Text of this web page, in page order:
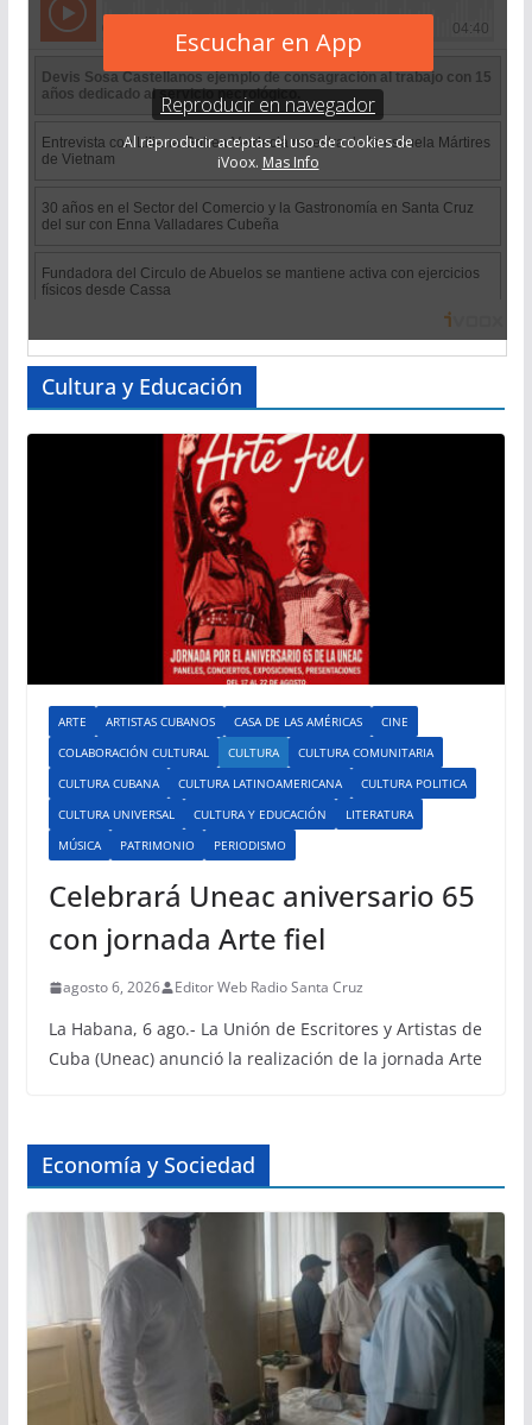
Cultura y Educación
ARTE ARTISTAS CUBANOS CASA DE LAS AMÉRICAS
CINE
COLABORACIÓN CULTURAL
CULTURA
CULTURA COMUNITARIA
CULTURA CUBANA
CULTURA LATINOAMERICANA
CULTURA POLITICA
CULTURA UNIVERSAL
CULTURA Y EDUCACIÓN
LITERATURA
MÚSICA
PATRIMONIO PERIODISMO
Celebrará Uneac aniversario 65
con jornada Arte fiel
agosto 6, 2026 Editor Web Radio Santa Cruz
La Habana, 6 ago.- La Unión de Escritores y Artistas de
Cuba (Uneac) anunció la realización de la jornada Arte
Economía y Sociedad